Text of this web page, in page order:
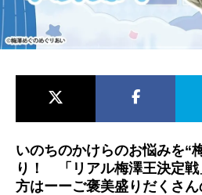
春アニメ
男性声優/女性声優一覧
いのちのかけらのお悩みを“
り！ 「リアル梅澤王決定戦
方はーーご褒美盛りだくさ